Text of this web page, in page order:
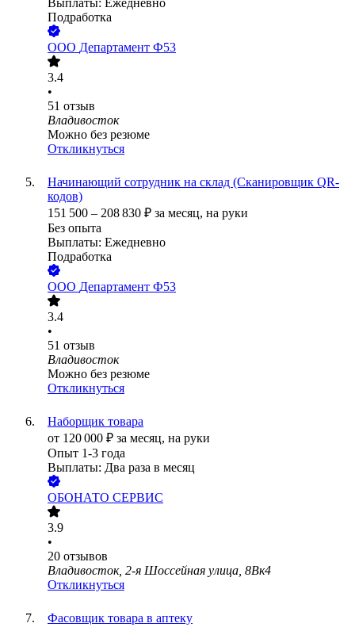
Выплаты: Ежедневно
Подработка
ООО Департамент Ф53
3.4
•
51 отзыв
Владивосток
Можно без резюме
Откликнуться
Начинающий сотрудник на склад (Сканировщик QR-
кодов)
151 500 – 208 830 ₽ за месяц, на руки
Без опыта
Выплаты: Ежедневно
Подработка
ООО Департамент Ф53
3.4
•
51 отзыв
Владивосток
Можно без резюме
Откликнуться
Наборщик товара
от 120 000 ₽ за месяц, на руки
Опыт 1-3 года
Выплаты: Два раза в месяц
ОБОНАТО СЕРВИС
3.9
•
20 отзывов
Владивосток, 2-я Шоссейная улица, 8Вк4
Откликнуться
Фасовщик товара в аптеку